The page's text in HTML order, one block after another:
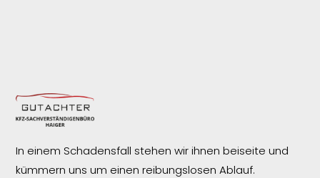
In einem Schadensfall stehen wir ihnen beiseite und
kümmern uns um einen reibungslosenAblauf.